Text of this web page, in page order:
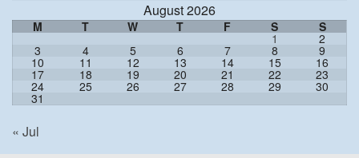
August 2026
M T W T F S S
1 2
3 4 5 6 7 8 9
10 11 12 13 14 15 16
17 18 19 20 21 22 23
24 25 26 27 28 29 30
31
« Jul